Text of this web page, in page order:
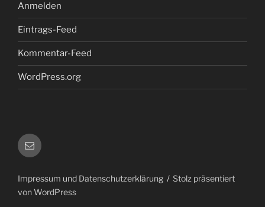
Anmelden
Eintrags-Feed
Kommentar-Feed
WordPress.org
E-
Mail
Impressum und Datenschutzerklärung
Stolz präsentiert
von WordPress